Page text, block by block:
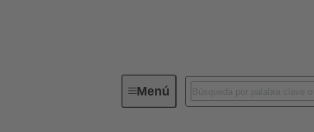
MenúConectores industriales / Han®